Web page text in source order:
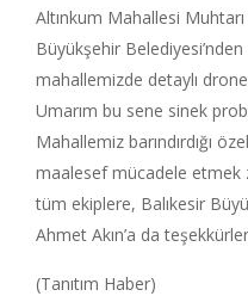
Altınkum Mahallesi
Büyükşehir
mahallemizde detaylı
Umarım bu sene sinek
Mahallemiz barındırdığı
maalesef mücadele etmek
tüm ekiplere, Balıkesir
Ahmet Akın’a da
(Tanıtım Haber)